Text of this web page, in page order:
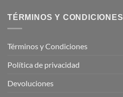
TÉRMINOS Y CONDICIONES
Términos y Condiciones
Política de privacidad
Devoluciones